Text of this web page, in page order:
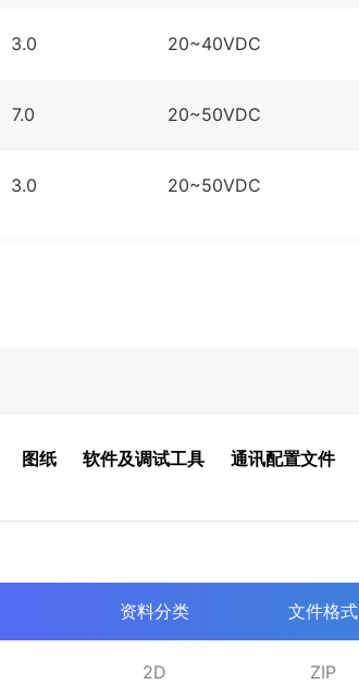
3.0 20~40VDC
7.0 20~50VDC
3.0 20~50VDC
图纸 软件及调试工具 通讯配置文件
资料分类 文件格式
2D ZIP